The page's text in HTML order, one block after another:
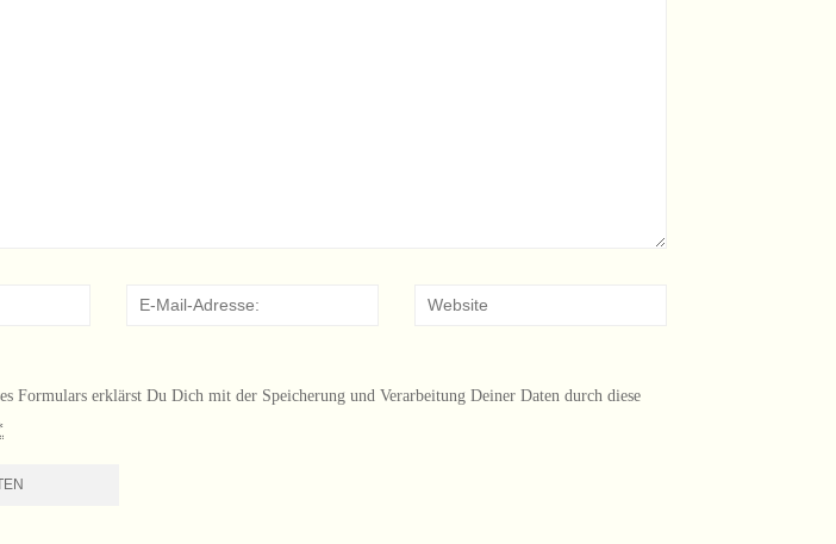
Formulars erklärst Du Dich mit der Speicherung und Verarbeitung Deiner Daten durch diese